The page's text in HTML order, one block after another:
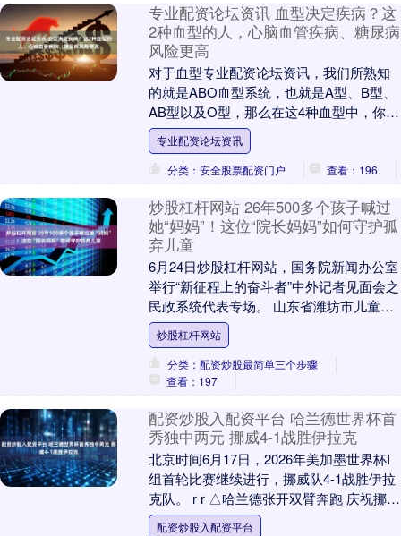
专业配资论坛资讯 血型决定疾病？这
2种血型的人，心脑血管疾病、糖尿病
风险更高
对于血型专业配资论坛资讯，我们所熟知
的就是ABO血型系统，也就是A型、B型、
AB型以及O型，那么在这4种血型中，你知
道自己是哪一种吗？ 大多数人对血型的认
知，大....
专业配资论坛资讯
分类：安全股票配资门户
查看：196
炒股杠杆网站 26年500多个孩子喊过
她“妈妈”！这位“院长妈妈”如何守护孤
弃儿童
6月24日炒股杠杆网站，国务院新闻办公室
举行“新征程上的奋斗者”中外记者见面会之
民政系统代表专场。 山东省潍坊市儿童福
利院副院长杨守伟介绍，2000年，她来到
儿....
炒股杠杆网站
分类：配资炒股最简单三个步骤
查看：197
配资炒股入配资平台 哈兰德世界杯首
秀独中两元 挪威4-1战胜伊拉克
北京时间6月17日，2026年美加墨世界杯I
组首轮比赛继续进行，挪威队4-1战胜伊拉
克队。 r r △哈兰德张开双臂奔跑 庆祝挪威
队首开纪录 r 比赛第29分钟....
配资炒股入配资平台